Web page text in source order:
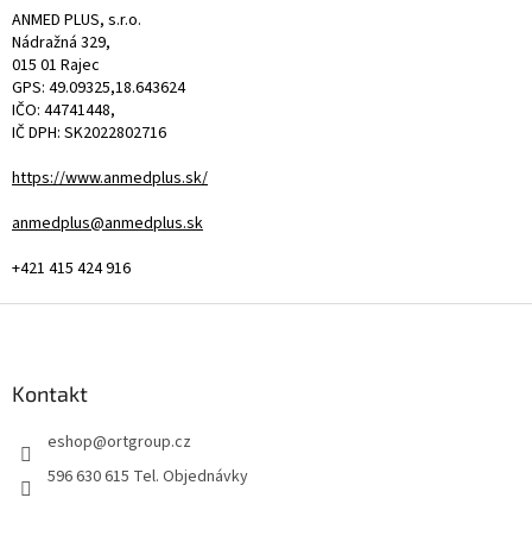
ANMED PLUS, s.r.o.
Nádražná 329,
015 01 Rajec
GPS: 49.09325,18.643624
IČO: 44741448,
IČ DPH: SK2022802716
https://www.anmedplus.sk/
anmedplus@anmedplus.sk
+421 415 424 916
Kontakt
eshop@ortgroup.cz
596 630 615 Tel. Objednávky